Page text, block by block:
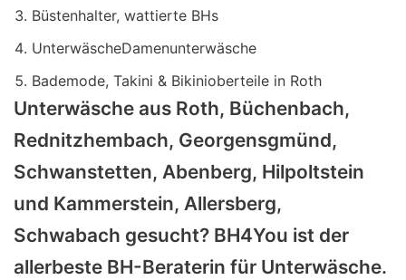
Büstenhalter, wattierte BHs
UnterwäscheDamenunterwäsche
Bademode, Takini & Bikinioberteile in Roth
Unterwäsche aus Roth, Büchenbach,
Rednitzhembach, Georgensgmünd,
Schwanstetten, Abenberg, Hilpoltstein
und Kammerstein, Allersberg,
Schwabach gesucht? BH4You ist der
allerbeste BH-Beraterin für Unterwäsche.